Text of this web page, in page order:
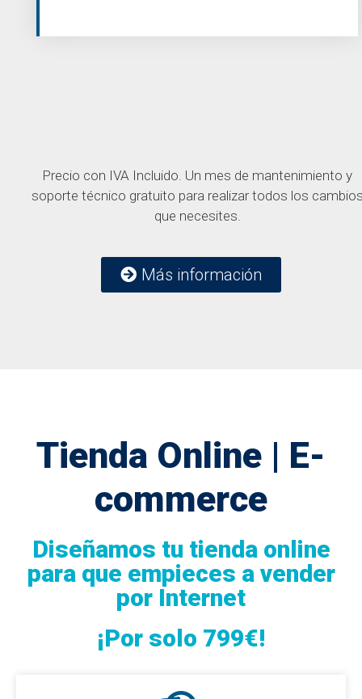
Precio con IVA Incluido. Un mes de mantenimiento y
soporte técnico gratuito para realizar todos los
que necesites.
Más información
Tienda Online | E-
commerce
Diseñamos tu tienda online
para que empieces a vender
por Internet
¡Por solo 799€!